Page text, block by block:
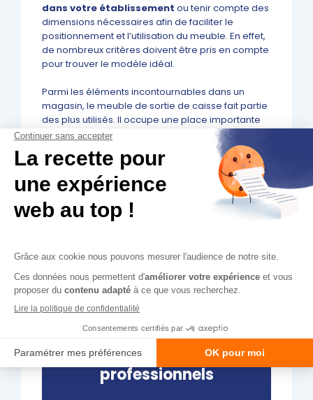
dans votre établissement ou tenir compte des
dimensions nécessaires afin de faciliter le
positionnement et l’utilisation du meuble. En effet,
de nombreux critères doivent être pris en compte
pour trouver le modèle idéal.
Parmi les éléments incontournables dans un
magasin, le meuble de sortie de caisse fait partie
des plus utilisés. Il occupe une place importante
mettant en valeur l’image de votre point de vente.
L’agencement de votre local doit tenir compte
des dimensions, des finitions et des
aménagements à effectuer
Un accompagnement
réel par des
professionnels